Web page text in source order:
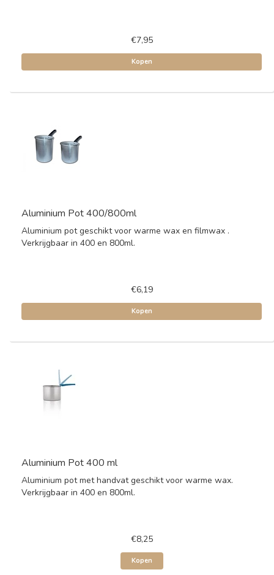
€7,95
Kopen
Aluminium Pot 400/800ml
Aluminium pot geschikt voor warme wax en filmwax .
Verkrijgbaar in 400 en 800ml.
€6,19
Kopen
Aluminium Pot 400 ml
Aluminium pot met handvat geschikt voor warme wax.
Verkrijgbaar in 400 en 800ml.
€8,25
Kopen